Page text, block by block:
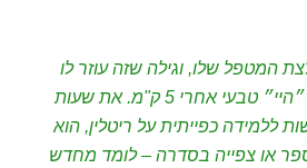
המטפל שלו, וגילה שזה עוזר לו
לפרוק מתחים ולהרוויח ״היי״ טבעי אחרי 5 ק"מ. את שעות
ללמידה כפייתית על ריטלין, הוא
או צפייה בסדרה – לומד מחדש